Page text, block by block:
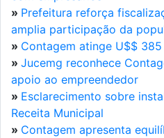
» Prefeitura reforça
amplia participação da
» Contagem atinge U$$
» Jucemg reconhece
apoio ao empreendedor
» Esclarecimento sobre
Receita Municipal
» Contagem apresenta